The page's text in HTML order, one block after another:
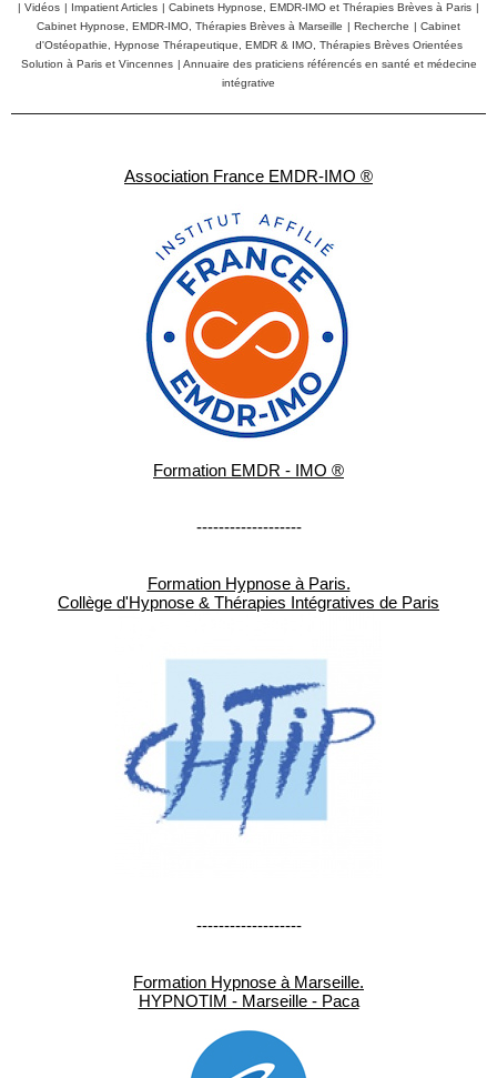
Association France EMDR-IMO ®
Formation EMDR - IMO ®
-------------------
Formation Hypnose à Paris.
Collège d'Hypnose & Thérapies Intégratives de Paris
-------------------
Formation Hypnose à Marseille.
HYPNOTIM - Marseille - Paca
| Vidéos | Impatient Articles | Cabinets Hypnose, EMDR-IMO et Thérapies Brèves à Paris |
Cabinet Hypnose, EMDR-IMO, Thérapies Brèves à Marseille | Recherche | Cabinet
d'Ostéopathie, Hypnose Thérapeutique, EMDR & IMO, Thérapies Brèves Orientées
Solution à Paris et Vincennes | Annuaire des praticiens référencés en santé et médecine
intégrative